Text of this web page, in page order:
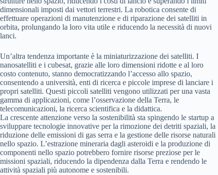
dimensionali imposti dai vettori terrestri. La robotica consente di
effettuare operazioni di manutenzione e di riparazione dei satelliti in
orbita, prolungando la loro vita utile e riducendo la necessità di nuovi
lanci.
Un’altra tendenza importante è la miniaturizzazione dei satelliti. I
nanosatelliti e i cubesat, grazie alle loro dimensioni ridotte e al loro
costo contenuto, stanno democratizzando l’accesso allo spazio,
consentendo a università, enti di ricerca e piccole imprese di lanciare i
propri satelliti. Questi piccoli satelliti vengono utilizzati per una vasta
gamma di applicazioni, come l’osservazione della Terra, le
telecomunicazioni, la ricerca scientifica e la didattica.
La crescente attenzione verso la sostenibilità sta spingendo le startup a
sviluppare tecnologie innovative per la rimozione dei detriti spaziali, la
riduzione delle emissioni di gas serra e la gestione delle risorse naturali
nello spazio. L’estrazione mineraria dagli asteroidi e la produzione di
componenti nello spazio potrebbero fornire risorse preziose per le
missioni spaziali, riducendo la dipendenza dalla Terra e rendendo le
attività spaziali più autonome e sostenibili.